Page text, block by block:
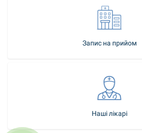
Запис на прийом
Наші лікарі